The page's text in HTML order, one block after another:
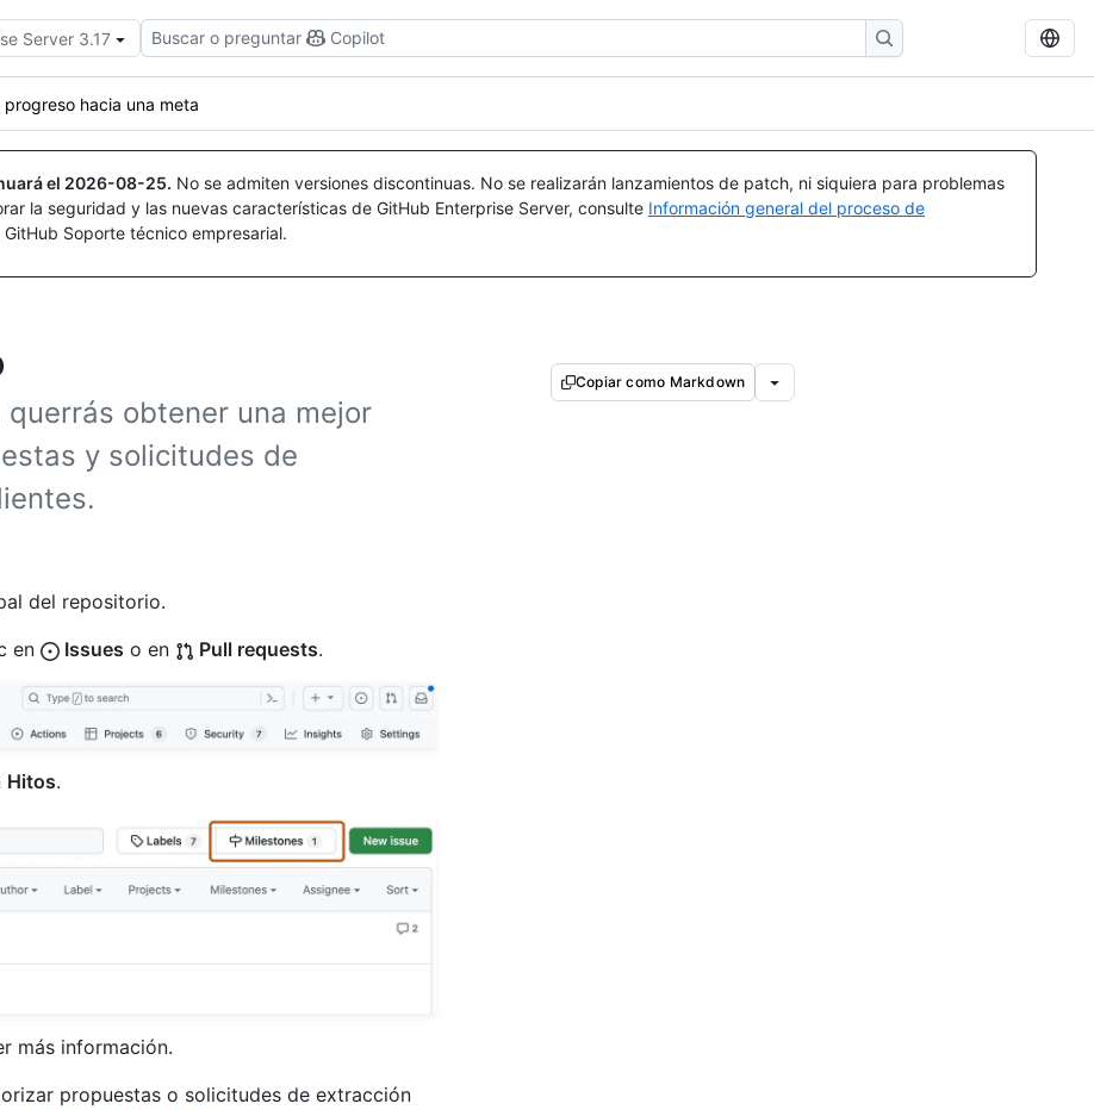
Server 3.17 Buscar o preguntar Copilot
progreso hacia una meta
el 2026-08-25. No se admiten versiones discontinuas. No se realizarán lanzamientos de patch, ni siquiera para problemas
la seguridad y las nuevas características de GitHub Enterprise Server, consulte Información general del proceso de
Soporte técnico empresarial.
obtener una mejor
y solicitudes de
Copiar como Markdown
del repositorio.
en
Issues o en Pull requests.
Hitos.
más información.
propuestas o solicitudes de extracción